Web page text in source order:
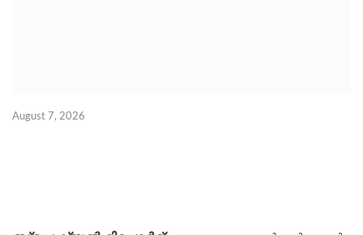
August 7, 2026